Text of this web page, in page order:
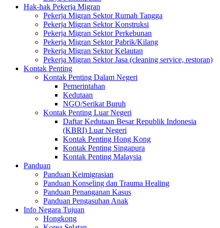
Hak-hak Pekerja Migran
Pekerja Migran Sektor Rumah Tangga
Pekerja Migran Sektor Konstruksi
Pekerja Migran Sektor Perkebunan
Pekerja Migran Sektor Pabrik/Kilang
Pekerja Migran Sektor Kelautan
Pekerja Migran Sektor Jasa (cleaning service, restoran)
Kontak Penting
Kontak Penting Dalam Negeri
Pemerintahan
Kedutaan
NGO/Serikat Buruh
Kontak Penting Luar Negeri
Daftar Kedutaan Besar Republik Indonesia
(KBRI) Luar Negeri
Kontak Penting Hong Kong
Kontak Penting Singapura
Kontak Penting Malaysia
Panduan
Panduan Keimigrasian
Panduan Konseling dan Trauma Healing
Panduan Penanganan Kasus
Panduan Pengasuhan Anak
Info Negara Tujuan
Hongkong